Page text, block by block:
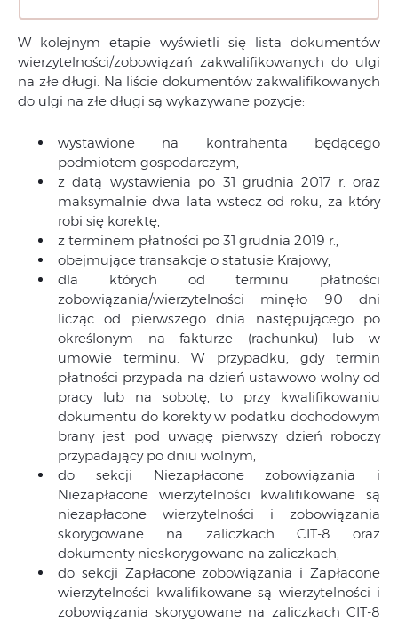
W kolejnym etapie wyświetli się lista dokumentów
wierzytelności/zobowiązań zakwalifikowanych do ulgi
na złe długi. Na liście dokumentów zakwalifikowanych
do ulgi na złe długi są wykazywane pozycje:
wystawione na kontrahenta będącego
podmiotem gospodarczym,
z datą wystawienia po 31 grudnia 2017 r. oraz
maksymalnie dwa lata wstecz od roku, za który
robi się korektę,
z terminem płatności po 31 grudnia 2019 r.,
obejmujące transakcje o statusie Krajowy,
dla których od terminu płatności
zobowiązania/wierzytelności minęło 90 dni
licząc od pierwszego dnia następującego po
określonym na fakturze (rachunku) lub w
umowie terminu. W przypadku, gdy termin
płatności przypada na dzień ustawowo wolny od
pracy lub na sobotę, to przy kwalifikowaniu
dokumentu do korekty w podatku dochodowym
brany jest pod uwagę pierwszy dzień roboczy
przypadający po dniu wolnym,
do sekcji Niezapłacone zobowiązania i
Niezapłacone wierzytelności kwalifikowane są
niezapłacone wierzytelności i zobowiązania
skorygowane na zaliczkach CIT-8 oraz
dokumenty nieskorygowane na zaliczkach,
do sekcji Zapłacone zobowiązania i Zapłacone
wierzytelności kwalifikowane są wierzytelności i
zobowiązania skorygowane na zaliczkach CIT-8